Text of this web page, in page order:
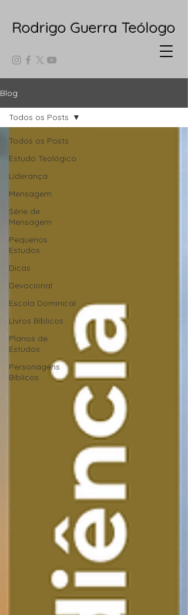
Rodrigo Guerra Teólogo
Blog
Todos os Posts
Estudo Teológico
Liderança
Mensagem
Série de
Mensagem
Pequenos
Estudos
Dicas
Devocional
Escola Dominical
Livros Bíblicos
Planos de
Estudos
Personagens
Bíblicos
Todos os Posts